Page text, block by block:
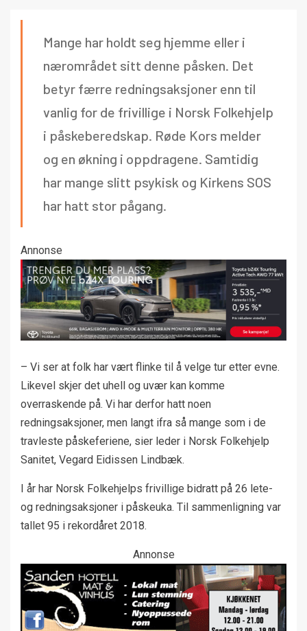
Mange har holdt seg hjemme eller i
nærområdet sitt denne påsken. Det
betyr færre redningsaksjoner enn til
vanlig for de frivillige i Norsk Folkehjelp
i påskeberedskap. Røde Kors melder
og en økning i oppdragene. Samtidig
har mange slitt psykisk og Kirkens SOS
har hatt stor pågang.
Annonse
– Vi ser at folk har vært flinke til å velge tur etter evne.
Likevel skjer det uhell og uvær kan komme
overraskende på. Vi har derfor hatt noen
redningsaksjoner, men langt ifra så mange som i de
travleste påskeferiene, sier leder i Norsk Folkehjelp
Sanitet, Vegard Eidissen Lindbæk.
I år har Norsk Folkehjelps frivillige bidratt på 26 lete-
og redningsaksjoner i påskeuka. Til sammenligning var
tallet 95 i rekordåret 2018.
Annonse